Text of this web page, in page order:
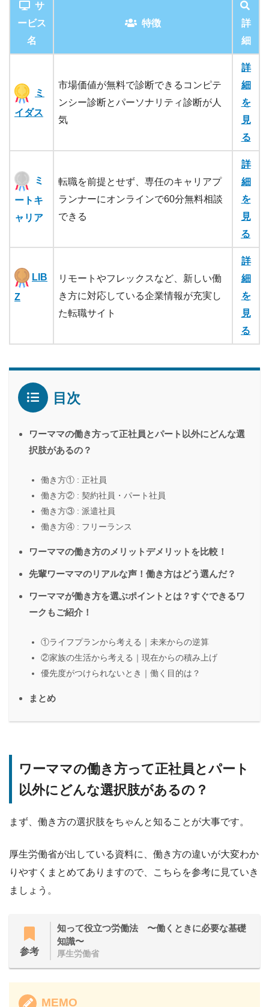
サ
ービス
名
特徴
詳
細
ミ
イダス
市場価値が無料で診断できるコンピテ
ンシー診断とパーソナリティ診断が人
気
詳
細
を
見
る
ミ
ートキ
ャリア
転職を前提とせず、専任のキャリアプ
ランナーにオンラインで60分無料相談
できる
詳
細
を
見
る
LIB
Z
リモートやフレックスなど、新しい働
き方に対応している企業情報が充実し
た転職サイト
詳
細
を
見
る
目次
ワーママの働き方って正社員とパート以外にどんな選
択肢があるの？
働き方① : 正社員
働き方② : 契約社員・パート社員
働き方③ : 派遣社員
働き方④ : フリーランス
ワーママの働き方のメリットデメリットを比較！
先輩ワーママのリアルな声！働き方はどう選んだ？
ワーママが働き方を選ぶポイントとは？すぐできるワ
ークもご紹介！
①ライフプランから考える｜未来からの逆算
②家族の生活から考える｜現在からの積み上げ
優先度がつけられないとき｜働く目的は？
まとめ
ワーママの働き方って正社員とパート
以外にどんな選択肢があるの？
まず、働き方の選択肢をちゃんと知ることが大事です。
厚生労働省が出している資料に、働き方の違いが大変わか
りやすくまとめてありますので、こちらを参考に見ていき
ましょう。
参考
知って役立つ労働法 〜働くときに必要な基礎
知識〜
厚生労働省
MEMO